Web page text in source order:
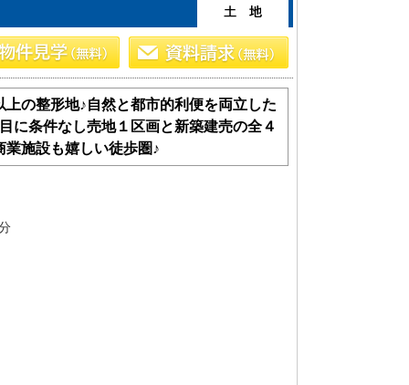
の整形地♪自然と都市的利便を両立した
に条件なし売地１区画と新築建売の全４
業施設も嬉しい徒歩圏♪